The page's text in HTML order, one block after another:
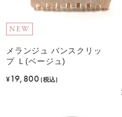
NEW
メランジュ バンスクリッ
プ Ｌ(ベージュ)
¥ 19,800(税込)